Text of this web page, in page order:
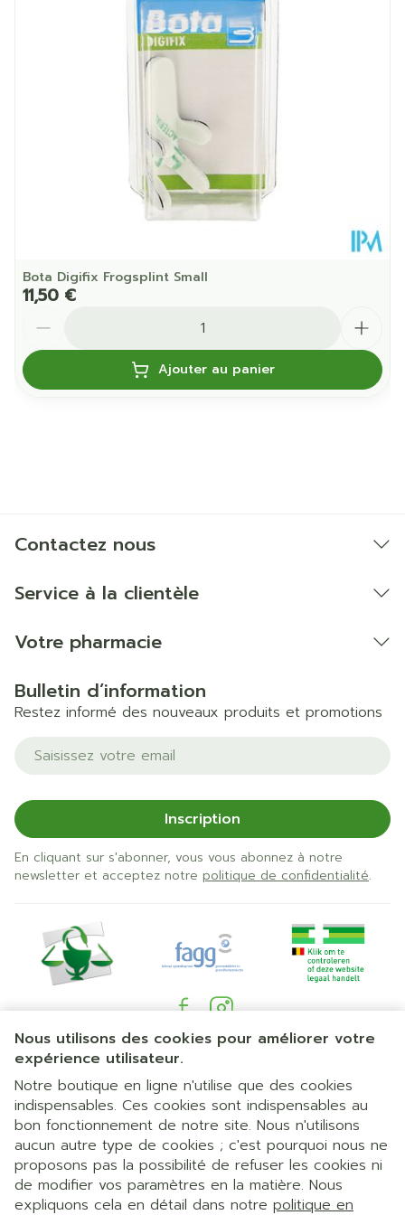
Nous utilisons des cookies pour améliorer votre
expérience utilisateur.
Notre boutique en ligne n'utilise que des cookies
indispensables. Ces cookies sont indispensables au
bon fonctionnement de notre site. Nous n'utilisons
aucun autre type de cookies ; c'est pourquoi nous ne
proposons pas la possibilité de refuser les cookies ni
de modifier vos paramètres en la matière. Nous
expliquons cela en détail dans notre politique en
Stuk
25°C)
Bota Digifix Frogsplint Small
11,50 €
Ajouter au panier
Contactez nous
Service à la clientèle
Votre pharmacie
Bulletin d’information
Restez informé des nouveaux produits et promotions
Adresse mail
Inscription
En cliquant sur s'abonner, vous vous abonnez à notre
newsletter et acceptez notre politique de confidentialité.
Liens légaux